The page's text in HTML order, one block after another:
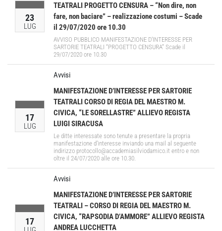
23
LUG
TEATRALI PROGETTO CENSURA – “Non dire, non
fare, non baciare” – realizzazione costumi – Scade
il 29/07/2020 ore 10.30
AVVISO PUBBLICO MANIFESTAZIONE D’INTERESSE PER
SARTORIE TEATRALI “PROGETTO CENSURA” Scade il
29/07/2020 ore 10.30
17
LUG
Avvisi
MANIFESTAZIONE D’INTERESSE PER SARTORIE
TEATRALI CORSO DI REGIA DEL MAESTRO M.
CIVICA, “LE SORELLASTRE” ALLIEVO REGISTA
LUIGI SIRACUSA
Le ditte interessate sono tenute a presentare la propria
manifestazione d’interesse inviando una mail al seguente
indirizzo protocollo@accademiasilviodamico.it entro e non
oltre il 24/07/2020 alle ore 10.30.
17
Avvisi
MANIFESTAZIONE D’INTERESSE PER SARTORIE
TEATRALI – CORSO DI REGIA DEL MAESTRO M.
CIVICA, “RAPSODIA D’AMMORE” ALLIEVO REGISTA
ANDREA LUCCHETTA